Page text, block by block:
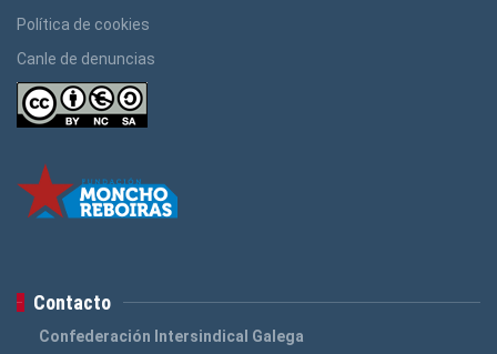
Política de cookies
Canle de denuncias
Contacto
Confederación Intersindical Galega